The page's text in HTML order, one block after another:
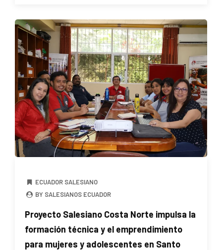
ECUADOR SALESIANO
BY SALESIANOS ECUADOR
Proyecto Salesiano Costa Norte impulsa la
formación técnica y el emprendimiento
para mujeres y adolescentes en Santo